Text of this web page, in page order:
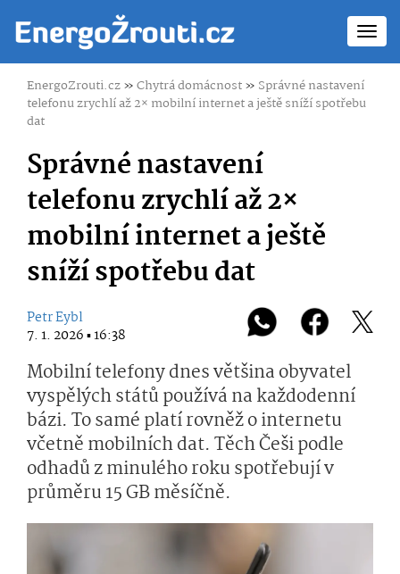
EnergoZrouti.cz»Chytrá domácnost» Správné nastavení
telefonu zrychlí až 2× mobilní internet a ještě sníží spotřebu
dat
Správné nastavení
telefonu zrychlí až 2×
mobilní internet a ještě
sníží spotřebu dat
Petr Eybl
7. 1. 2026 ▪ 16:38
Mobilní telefony dnes většina obyvatel
vyspělých států používá na každodenní
bázi. To samé platí rovněž o internetu
včetně mobilních dat. Těch Češi podle
odhadů z minulého roku spotřebují v
průměru 15 GB měsíčně.